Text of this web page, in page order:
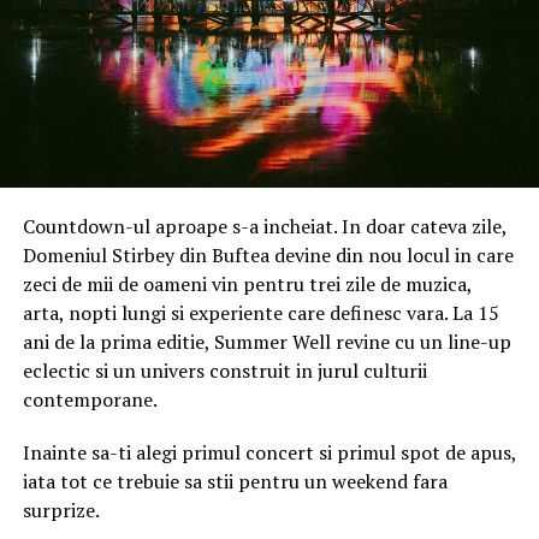
Electronice, Artă și hobby
Angajament pentru sănătate și
mediu
Un element apreciat de clienți este utilizarea exclusivă a
unor
produse ecologice
, sigure atât pentru sănătatea
copiilor și animalelor de companie, cât și pentru
angajații din spațiile comerciale. Această abordare vine
în completarea unei echipe formate din personal
calificat, verificat riguros înainte de angajare, care
respectă discreția și programul fiecărui client.
consumului de energie la locul de muncă,
respectarea normelor europene de mediu și
utilizarea responsabilă a materiilor prime.
Companiile din Sud-Muntenia caută angajați care
înțeleg aceste reguli și le pot aplica natural în
2. Competențele digitale: De la
utilizare de bază la instrumente
profesionale
Într-o lume interconectată, alfabetizarea digitală a
devenit la fel de importantă ca scrisul sau cititul.
navigheze pe internet, ci tineri capabili să utilizeze
instrumente digitale specifice meseriei lor:
Countdown-ul aproape s-a incheiat. In doar cateva zile,
Domeniul Stirbey din Buftea devine din nou locul in care
zeci de mii de oameni vin pentru trei zile de muzica,
arta, nopti lungi si experiente care definesc vara. La 15
ani de la prima editie, Summer Well revine cu un line-up
eclectic si un univers construit in jurul culturii
contemporane.
Inainte sa-ti alegi primul concert si primul spot de apus,
iata tot ce trebuie sa stii pentru un weekend fara
surprize.